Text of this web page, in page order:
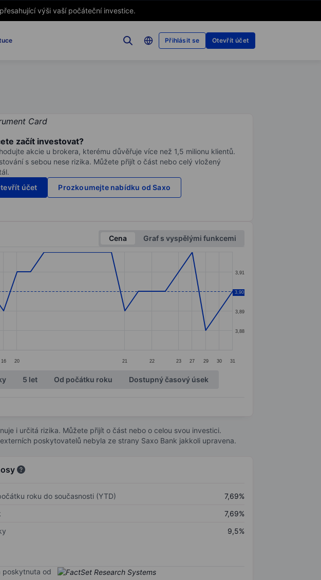
Přihlásit se Otevřít účet
výši vaší počáteční investice.
začít investovat?
akcie u brokera, kterému důvěřuje více než 1,5 milionu klientů.
s sebou nese rizika. Můžete přijít o část nebo celý vložený
účet
Prozkoumejte nabídku od Saxo
Cena
Graf s vyspělými funkcemi
16 20 21 22 23 27 29 30 31
3,88
3,89
3,90
3,91
3,90
5 let Od počátku roku Dostupný časový úsek
i určitá rizika. Můžete přijít o část nebo o celou svou investici.
poskytovatelů nebyla ze strany Saxo Bank jakkoli upravena.
roku do současnosti (YTD)
7,69%
7,69%
9,5%
poskytnuta od